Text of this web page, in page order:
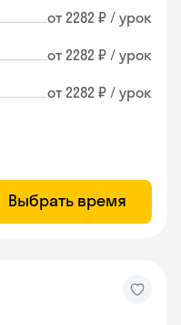
от 2282 ₽ / урок
от 2282 ₽ / урок
от 2282 ₽ / урок
Выбрать время